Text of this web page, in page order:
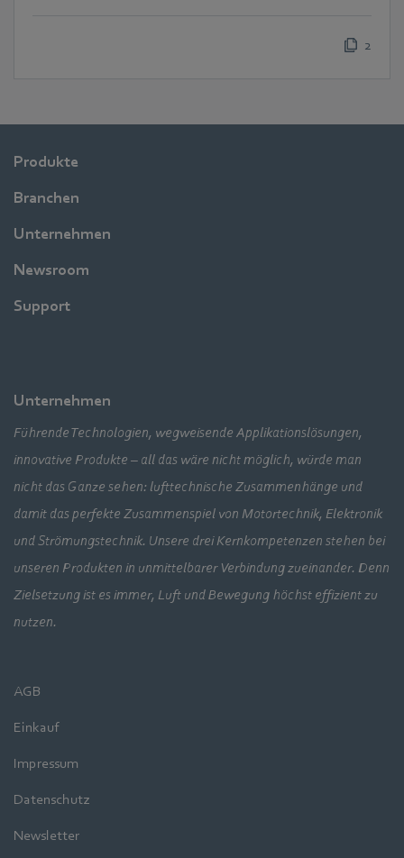
2
Produkte
Branchen
Unternehmen
Newsroom
Support
Unternehmen
Führende Technologien, wegweisende Applikationslösungen,
innovative Produkte – all das wäre nicht möglich, würde man
nicht das Ganze sehen: lufttechnische Zusammenhänge und
damit das perfekte Zusammenspiel von Motortechnik, Elektronik
und Strömungstechnik. Unsere drei Kernkompetenzen stehen bei
unseren Produkten in unmittelbarer Verbindung zueinander. Denn
Zielsetzung ist es immer, Luft und Bewegung höchst effizient zu
nutzen.
AGB
Einkauf
Impressum
Datenschutz
Newsletter